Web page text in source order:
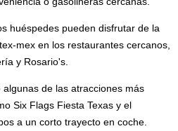
huéspedes pueden disfrutar de la
mex en los restaurantes cercanos,
y Rosario's.
de las atracciones más
Six Flags Fiesta Texas y el
a un corto trayecto en coche.